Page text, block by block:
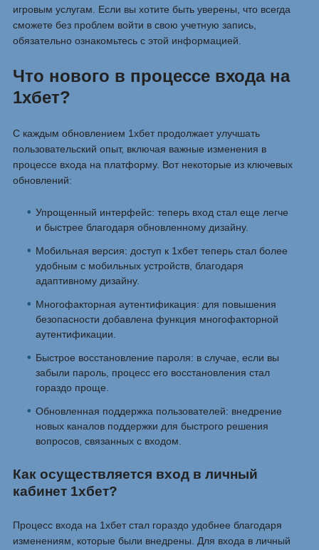
игровым услугам. Если вы хотите быть уверены, что всегда
сможете без проблем войти в свою учетную запись,
обязательно ознакомьтесь с этой информацией.
Что нового в процессе входа на
1хбет?
С каждым обновлением 1хбет продолжает улучшать
пользовательский опыт, включая важные изменения в
процессе входа на платформу. Вот некоторые из ключевых
обновлений:
Упрощенный интерфейс: теперь вход стал еще легче
и быстрее благодаря обновленному дизайну.
Мобильная версия: доступ к 1хбет теперь стал более
удобным с мобильных устройств, благодаря
адаптивному дизайну.
Многофакторная аутентификация: для повышения
безопасности добавлена функция многофакторной
аутентификации.
Быстрое восстановление пароля: в случае, если вы
забыли пароль, процесс его восстановления стал
гораздо проще.
Обновленная поддержка пользователей: внедрение
новых каналов поддержки для быстрого решения
вопросов, связанных с входом.
Как осуществляется вход в личный
кабинет 1хбет?
Процесс входа на 1хбет стал гораздо удобнее благодаря
изменениям, которые были внедрены. Для входа в личный